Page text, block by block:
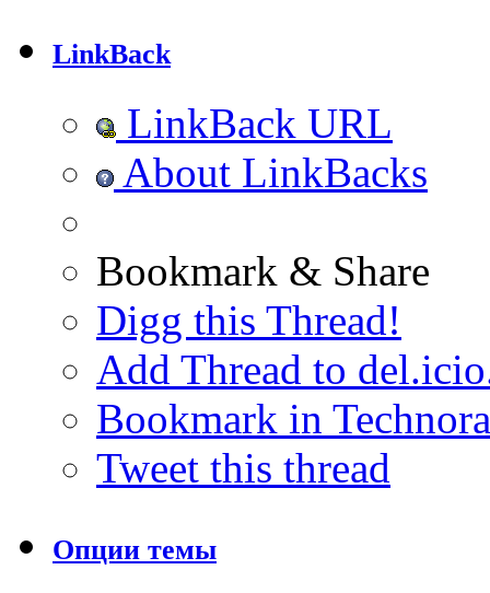
LinkBack
LinkBack URL
About LinkBacks
Bookmark & Share
Digg this Thread!
Add Thread to
Bookmark in
Tweet this thread
Опции темы